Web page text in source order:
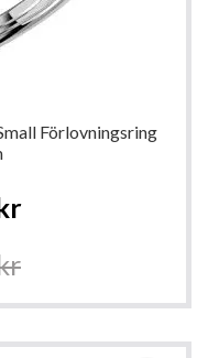
Förlovningsring